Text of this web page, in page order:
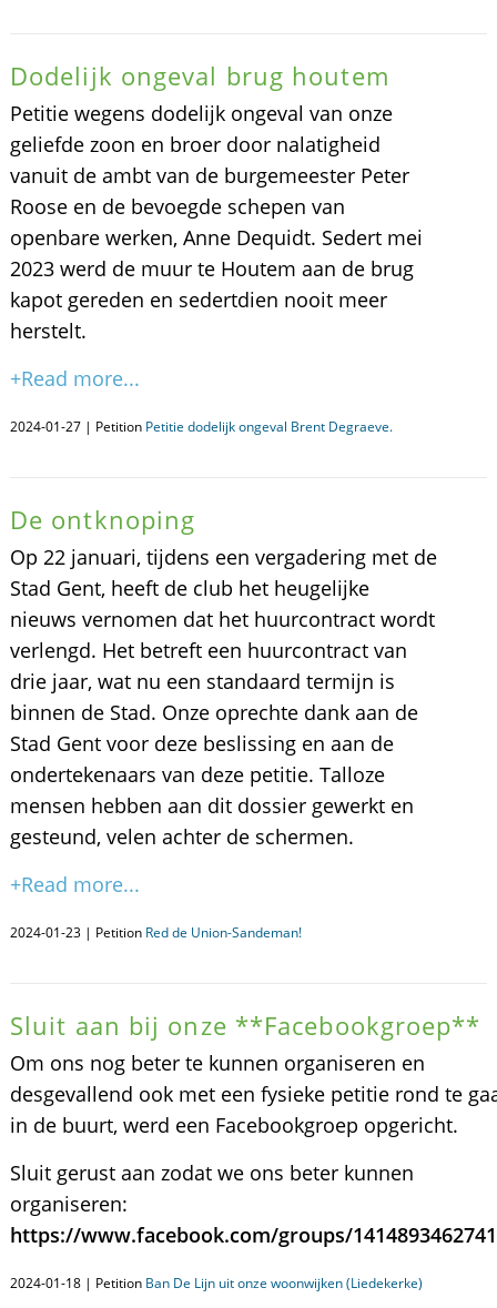
Dodelijk ongeval brug houtem
Petitie wegens dodelijk ongeval van onze
geliefde zoon en broer door nalatigheid
vanuit de ambt van de burgemeester Peter
Roose en de bevoegde schepen van
openbare werken, Anne Dequidt. Sedert mei
2023 werd de muur te Houtem aan de brug
kapot gereden en sedertdien nooit meer
herstelt.
+Read more...
2024-01-27 | Petition Petitie dodelijk ongeval Brent Degraeve.
De ontknoping
Op 22 januari, tijdens een vergadering met de
Stad Gent, heeft de club het heugelijke
nieuws vernomen dat het huurcontract wordt
verlengd. Het betreft een huurcontract van
drie jaar, wat nu een standaard termijn is
binnen de Stad. Onze oprechte dank aan de
Stad Gent voor deze beslissing en aan de
ondertekenaars van deze petitie. Talloze
mensen hebben aan dit dossier gewerkt en
gesteund, velen achter de schermen.
+Read more...
2024-01-23 | Petition Red de Union-Sandeman!
Sluit aan bij onze **Facebookgroep**
Om ons nog beter te kunnen organiseren en
desgevallend ook met een fysieke petitie rond te
in de buurt, werd een Facebookgroep opgericht.
Sluit gerust aan zodat we ons beter kunnen
organiseren:
https://www.facebook.com/groups/
2024-01-18 | Petition Ban De Lijn uit onze woonwijken (Liedekerke)